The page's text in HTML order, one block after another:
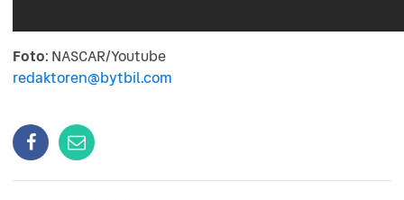
Foto: NASCAR/Youtube
redaktoren@bytbil.com